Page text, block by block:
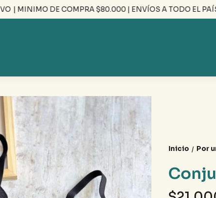
| MINIMO DE COMPRA $80.000 | ENVÍOS A TODO EL PAÍS |
Inicio / Por